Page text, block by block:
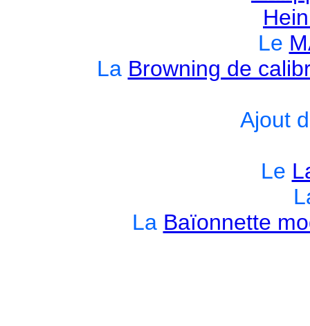
Le
La Browning de
Ajout
Le
La Baïonnette